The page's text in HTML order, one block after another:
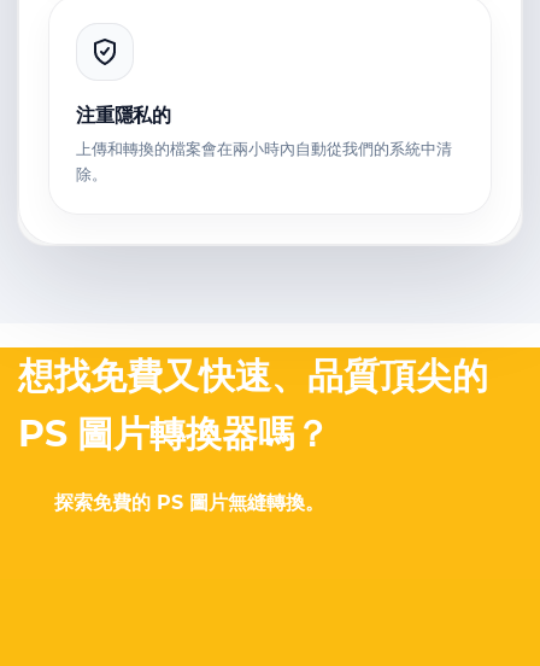
注重隱私的
上傳和轉換的檔案會在兩小時內自動從我們的系統中清
除。
想找免費又快速、品質頂尖的
PS 圖片轉換器嗎？
探索免費的 PS 圖片無縫轉換。